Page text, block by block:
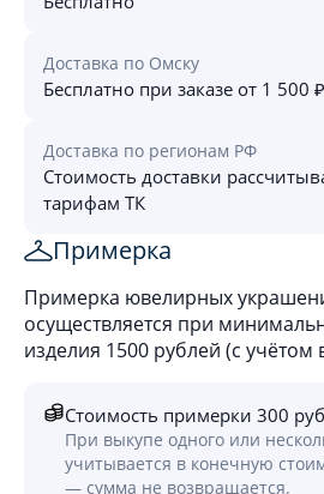
Доставка по Омску
Бесплатно при заказе от 1 500 ₽
Доставка по регионам РФ
Стоимость доставки
тарифам ТК
Примерка
Примерка ювелирных
осуществляется при
изделия 1500 рублей (с учётом
Стоимость примерки 300
При выкупе одного или
учитывается в конечную
— сумма не возвращается.